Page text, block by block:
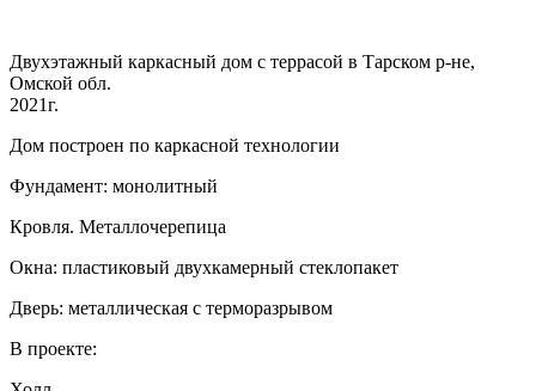
Двухэтажный каркасный дом с террасой в Тарском р-не,
Омской обл.
2021г.
Дом построен по каркасной технологии
Фундамент: монолитный
Кровля. Металлочерепица
Окна: пластиковый двухкамерный стеклопакет
Дверь: металлическая с терморазрывом
В проекте: